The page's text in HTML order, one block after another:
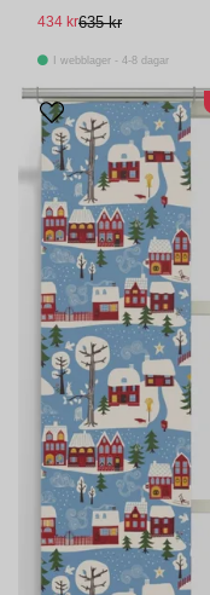
635 kr
434 kr
I webblager - 4-8 dagar